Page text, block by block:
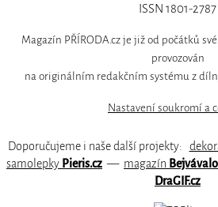
ISSN 1801-2787
Magazín PŘÍRODA.cz je již od počátků
provozován
na originálním redakčním systému z
Nastavení soukromí a
Doporučujeme i naše další projekty:
samolepky Pieris.cz — magazín
DraGIF.cz